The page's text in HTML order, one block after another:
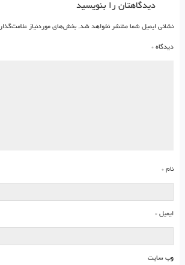
دیدگاهتان را بنویسید
نشانی ایمیل شما منتشر نخواهد شد. بخش‌های موردنیاز
دیدگاه *
نام *
ایمیل *
وب‌ سایت